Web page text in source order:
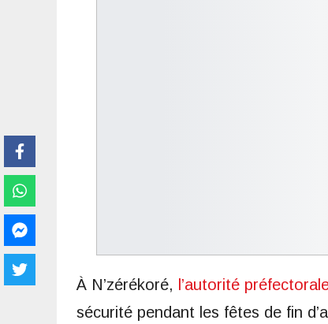
À N’zérékoré, l’autorité
sécurité pendant les fêtes de fin